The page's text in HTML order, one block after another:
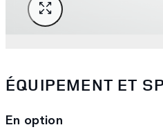
ÉQUIPEMENT ET
En option